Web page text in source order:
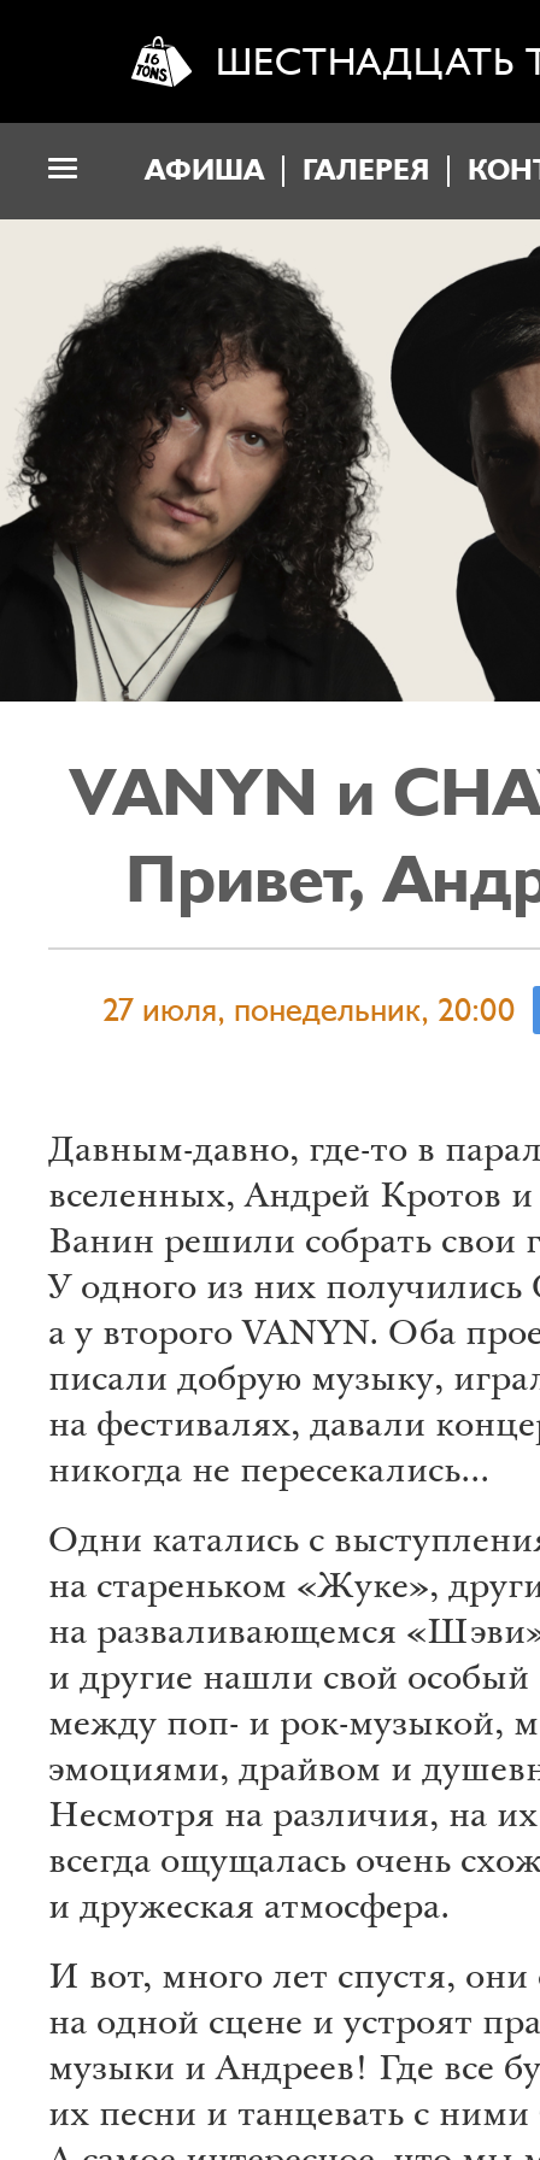
ШЕСТНАДЦАТЬ
АФИША ГАЛЕРЕЯ
VANYN и
Привет,
27 июля, понедельник, 20:00
Давным-давно, где-то в
вселенных, Андрей Кротов
Ванин решили собрать свои
У одного из них получились
а у второго VANYN. Оба
писали добрую музыку,
на фестивалях, давали
никогда не пересекались...
Одни катались с
на стареньком «Жуке»,
на разваливающемся
и другие нашли свой особый
между поп- и рок-музыкой,
эмоциями, драйвом и
Несмотря на различия, на
всегда ощущалась очень
и дружеская атмосфера.
И вот, много лет спустя, они
на одной сцене и устроят
музыки и Андреев! Где все
их песни и танцевать с